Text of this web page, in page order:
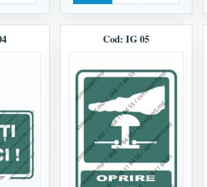
Cod: IG 05